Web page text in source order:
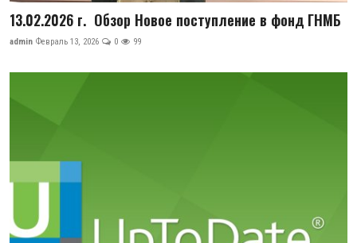
13.02.2026 г. Обзор Новое поступление в фонд ГНМБ
admin Февраль 13, 2026 0 99